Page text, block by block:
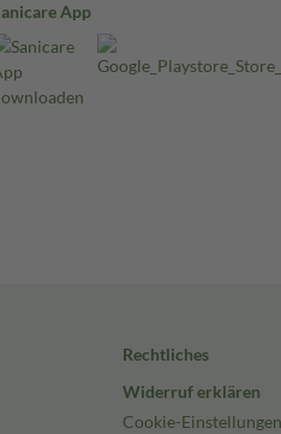
App
Rechtliches
Widerruf erklären
Cookie-Einstellungen